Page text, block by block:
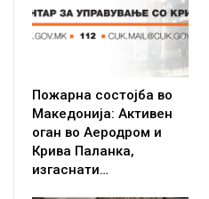
Пожарна состојба во
Македонија: Активен
оган во Аеродром и
Крива Паланка,
изгаснати…